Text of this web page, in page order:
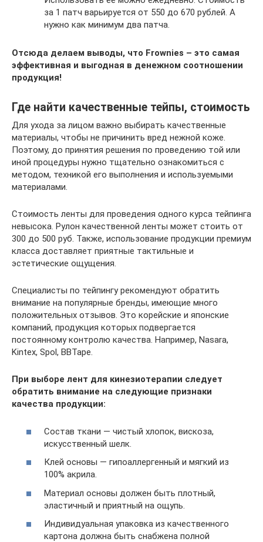
за 1 патч варьируется от 550 до 670 рублей. А
нужно как минимум два патча.
Отсюда делаем выводы, что Frownies – это самая
эффективная и выгодная в денежном соотношении
продукция!
Где найти качественные тейпы, стоимость
Для ухода за лицом важно выбирать качественные
материалы, чтобы не причинить вред нежной коже.
Поэтому, до принятия решения по проведению той или
иной процедуры нужно тщательно ознакомиться с
методом, техникой его выполнения и используемыми
материалами.
Стоимость ленты для проведения одного курса тейпинга
невысока. Рулон качественной ленты может стоить от
300 до 500 руб. Также, использование продукции премиум
класса доставляет приятные тактильные и
эстетические ощущения.
Специалисты по тейпингу рекомендуют обратить
внимание на популярные бренды, имеющие много
положительных отзывов. Это корейские и японские
компаний, продукция которых подвергается
постоянному контролю качества. Например, Nasara,
Kintex, Spol, ВВTape.
При выборе лент для кинезиотерапии следует
обратить внимание на следующие признаки
качества продукции:
Состав ткани — чистый хлопок, вискоза,
искусственный шелк.
Клей основы — гипоаллергенный и мягкий из
100% акрила.
Материал основы должен быть плотный,
эластичный и приятный на ощупь.
Индивидуальная упаковка из качественного
картона должна быть снабжена полной